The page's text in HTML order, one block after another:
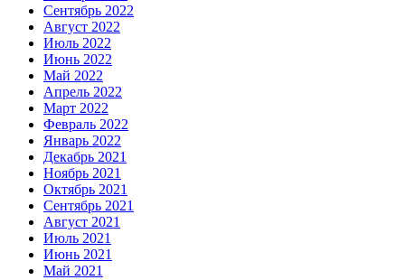
Сентябрь 2022
Август 2022
Июль 2022
Июнь 2022
Май 2022
Апрель 2022
Март 2022
Февраль 2022
Январь 2022
Декабрь 2021
Ноябрь 2021
Октябрь 2021
Сентябрь 2021
Август 2021
Июль 2021
Июнь 2021
Май 2021